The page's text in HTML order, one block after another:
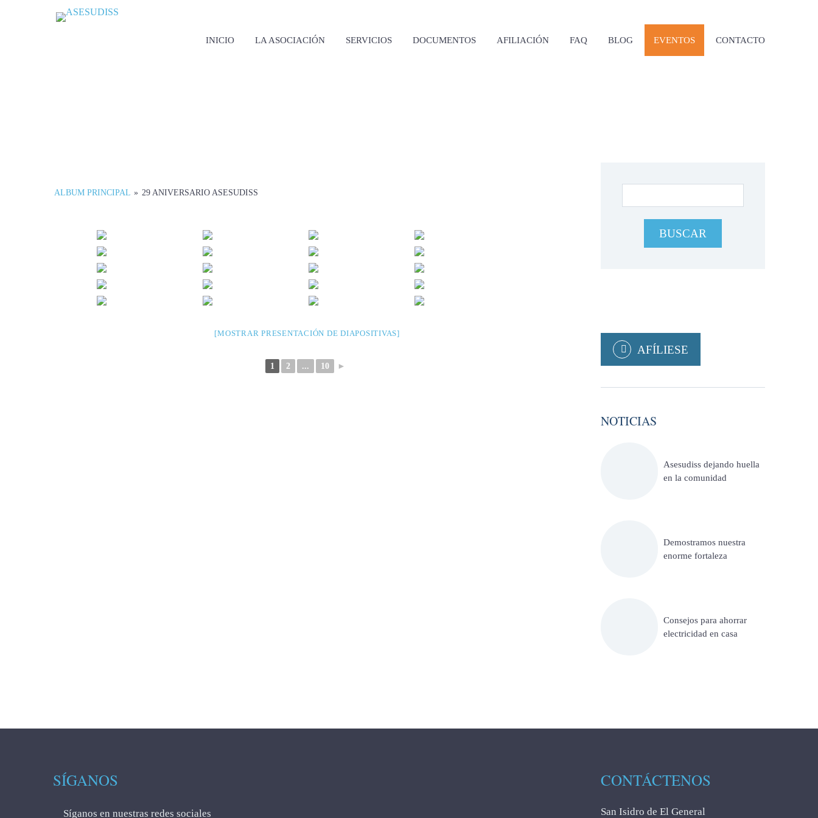
INICIO LA ASOCIACIÓN SERVICIOS DOCUMENTOS AFILIACIÓN FAQ BLOG EVENTOS CONTACTO
ALBUM PRINCIPAL » 29 ANIVERSARIO ASESUDISS
[MOSTRAR PRESENTACIÓN DE DIAPOSITIVAS]
1 2 ... 10 ►
AFÍLIESE
NOTICIAS
Asesudiss dejando huella
en la comunidad
Demostramos nuestra
enorme fortaleza
Consejos para ahorrar
electricidad en casa
SÍGANOS
Síganos en nuestras redes sociales
CONTÁCTENOS
San Isidro de El General